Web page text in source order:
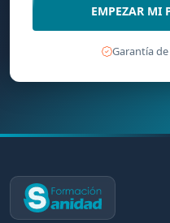
EMPEZAR MI
Garantía